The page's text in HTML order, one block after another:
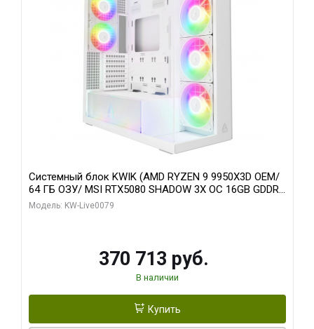
Системный блок KWIK (AMD RYZEN 9 9950X3D OEM/
64 ГБ ОЗУ/ MSI RTX5080 SHADOW 3X OC 16GB GDDR7
256bit 3xDP HDMI/ 960 ГБ SSD)
Модель: KW-Live0079
370 713 руб.
В наличии
Купить